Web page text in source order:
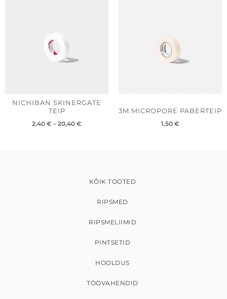
NICHIBAN SKINERGATE
TEIP
2,40 € – 20,40 €
3M MICROPORE PABERTEIP
1,50 €
KÕIK TOOTED
RIPSMED
RIPSMELIIMID
PINTSETID
HOOLDUS
TÖÖVAHENDID